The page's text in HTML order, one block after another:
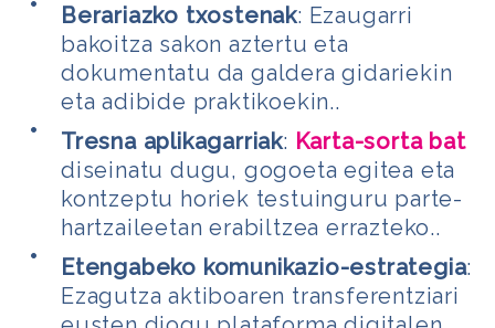
Berariazko txostenak: Ezaugarri
bakoitza sakon aztertu eta
dokumentatu da galdera gidariekin
eta adibide praktikoekin..
Tresna aplikagarriak: Karta-sorta bat
diseinatu dugu, gogoeta egitea eta
kontzeptu horiek testuinguru parte-
hartzaileetan erabiltzea errazteko..
Etengabeko komunikazio-estrategia:
Ezagutza aktiboaren transferentziari